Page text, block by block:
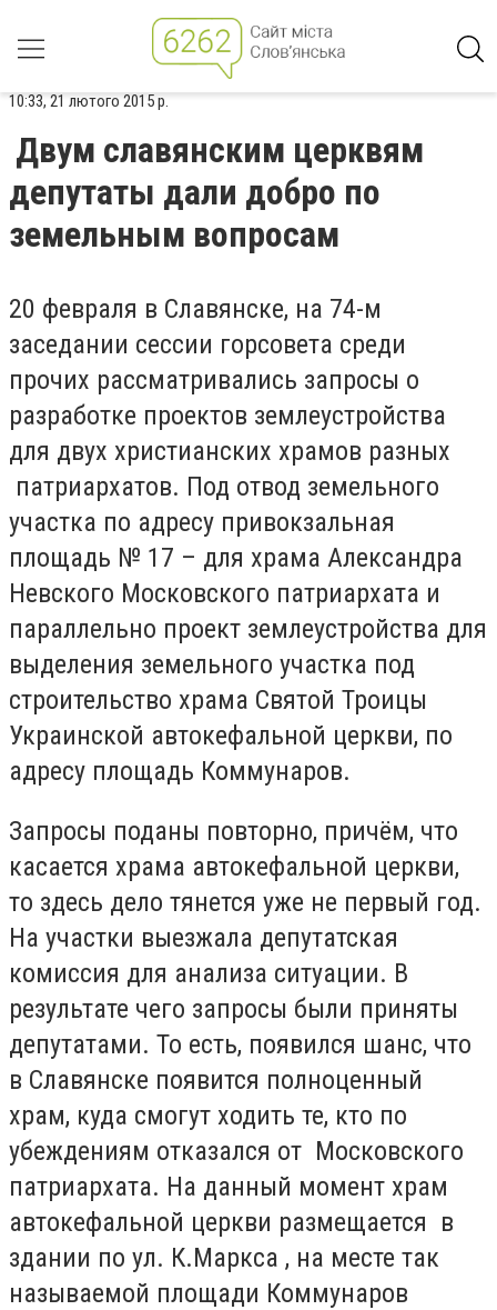
10:33, 21 лютого 2015 р.
Двум славянским церквям
депутаты дали добро по
земельным вопросам
20 февраля в Славянске, на 74-м
заседании сессии горсовета среди
прочих рассматривались запросы о
разработке проектов землеустройства
для двух христианских храмов разных
патриархатов. Под отвод земельного
участка по адресу привокзальная
площадь № 17 – для храма Александра
Невского Московского патриархата и
параллельно проект землеустройства для
выделения земельного участка под
строительство храма Святой Троицы
Украинской автокефальной церкви, по
адресу площадь Коммунаров.
Запросы поданы повторно, причём, что
касается храма автокефальной церкви,
то здесь дело тянется уже не первый год.
На участки выезжала депутатская
комиссия для анализа ситуации. В
результате чего запросы были приняты
депутатами. То есть, появился шанс, что
в Славянске появится полноценный
храм, куда смогут ходить те, кто по
убеждениям отказался от Московского
патриархата. На данный момент храм
автокефальной церкви размещается в
здании по ул. К.Маркса , на месте так
называемой площади Коммунаров